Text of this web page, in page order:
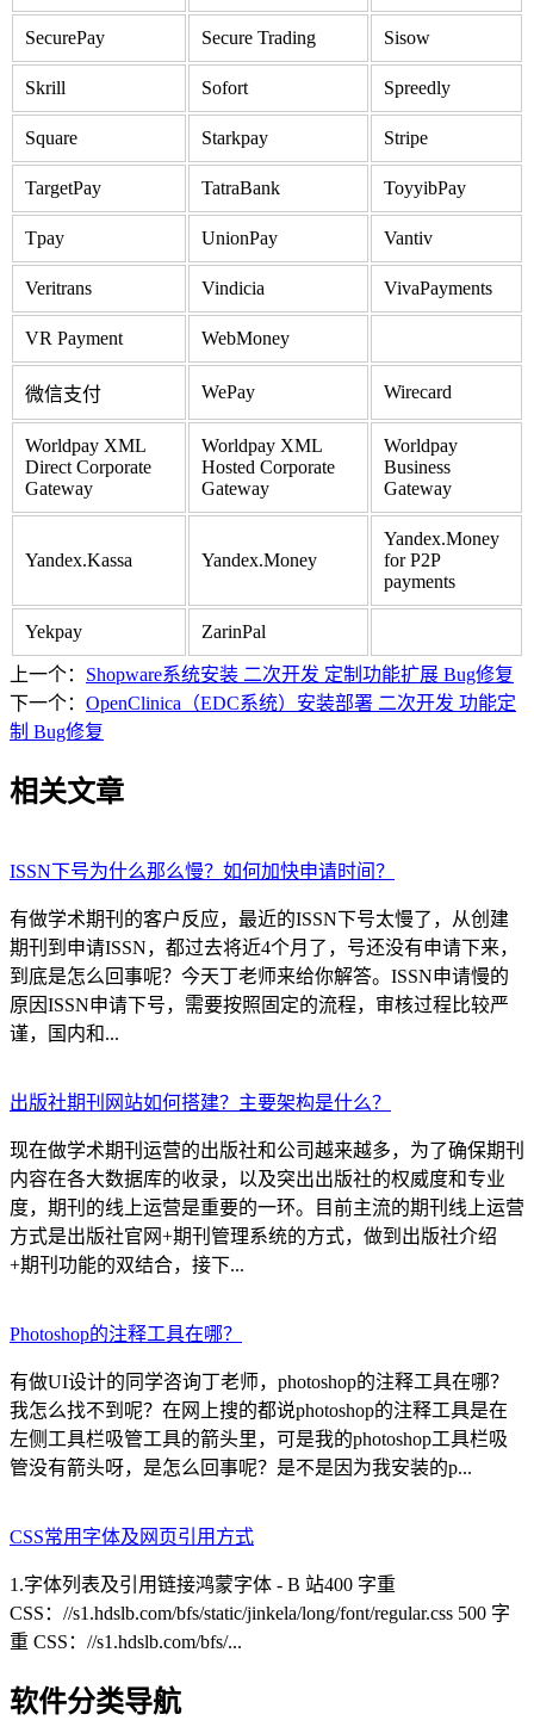
SecurePay Secure Trading Sisow
Skrill Sofort Spreedly
Square Starkpay Stripe
TargetPay TatraBank ToyyibPay
Tpay UnionPay Vantiv
Veritrans Vindicia VivaPayments
VR Payment WebMoney
微信支付 WePay Wirecard
Worldpay XML
Direct Corporate
Gateway
Worldpay XML
Hosted Corporate
Gateway
Worldpay
Business
Gateway
Yandex.Kassa Yandex.Money
Yandex.Money
for P2P
payments
Yekpay ZarinPal
上一个： Shopware系统安装 二次开发 定制功能扩展 Bug修复
下一个： OpenClinica（EDC系统）安装部署 二次开发 功能定
制 Bug修复
相关文章
ISSN下号为什么那么慢？如何加快申请时间？
有做学术期刊的客户反应，最近的ISSN下号太慢了，从创建
期刊到申请ISSN，都过去将近4个月了，号还没有申请下来，
到底是怎么回事呢？今天丁老师来给你解答。ISSN申请慢的
原因ISSN申请下号，需要按照固定的流程，审核过程比较严
谨，国内和...
出版社期刊网站如何搭建？主要架构是什么？
现在做学术期刊运营的出版社和公司越来越多，为了确保期刊
内容在各大数据库的收录，以及突出出版社的权威度和专业
度，期刊的线上运营是重要的一环。目前主流的期刊线上运营
方式是出版社官网+期刊管理系统的方式，做到出版社介绍
+期刊功能的双结合，接下...
Photoshop的注释工具在哪？
有做UI设计的同学咨询丁老师，photoshop的注释工具在哪？
我怎么找不到呢？在网上搜的都说photoshop的注释工具是在
左侧工具栏吸管工具的箭头里，可是我的photoshop工具栏吸
管没有箭头呀，是怎么回事呢？是不是因为我安装的p...
CSS常用字体及网页引用方式
1.字体列表及引用链接鸿蒙字体 - B 站400 字重
CSS：//s1.hdslb.com/bfs/static/jinkela/long/font/regular.css 500 字
重 CSS：//s1.hdslb.com/bfs/...
软件分类导航